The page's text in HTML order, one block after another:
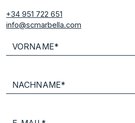
+34 951 722 651
info@scmarbella.com